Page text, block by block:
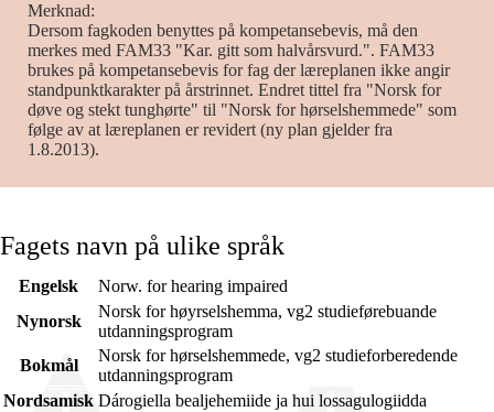
Merknad
Dersom fagkoden benyttes på kompetansebevis, må den
merkes med FAM33 "Kar. gitt som halvårsvurd.". FAM33
brukes på kompetansebevis for fag der læreplanen ikke angir
standpunktkarakter på årstrinnet. Endret tittel fra "Norsk for
døve og stekt tunghørte" til "Norsk for hørselshemmede" som
følge av at læreplanen er revidert (ny plan gjelder fra
1.8.2013).
Fagets navn på ulike språk
Engelsk
Norw. for hearing impaired
Nynorsk
Norsk for høyrselshemma, vg2 studieførebuande
utdanningsprogram
Bokmål
Norsk for hørselshemmede, vg2 studieforberedende
utdanningsprogram
Nordsamisk Dárogiella bealjehemiide ja hui lossagulogiidda